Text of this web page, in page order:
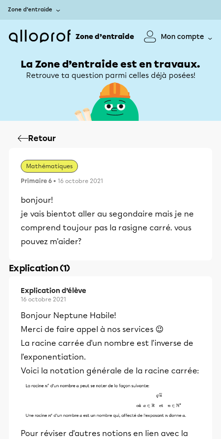
Zone d’entraide
Zone d’entraide Mon compte
La Zone d’entraide est en travaux.
Retrouve ta question parmi celles déjà posées!
Retour
Mathématiques
Primaire 6 • 16 octobre 2021
bonjour!
je vais bientot aller au segondaire mais je ne
comprend toujour pas la rasigne carré. vous
pouvez m'aider?
Explication (1)
Explication d’élève
16 octobre 2021
Bonjour Neptune Habile!
Merci de faire appel à nos services 😉
La racine carrée d'un nombre est l'inverse de
l'exponentiation.
Voici la notation générale de la racine carrée:
Pour réviser d'autres notions en lien avec la